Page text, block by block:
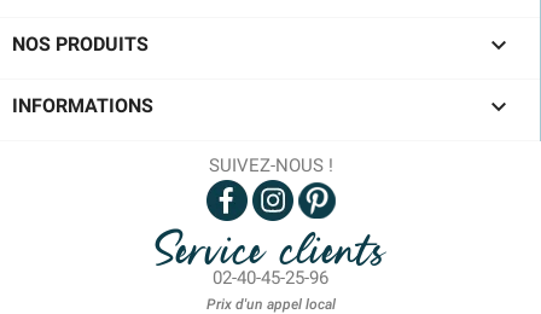
NOS PRODUITS 
INFORMATIONS 
SUIVEZ-NOUS !
Service clients
02-40-45-25-96
Prix d'un appel local